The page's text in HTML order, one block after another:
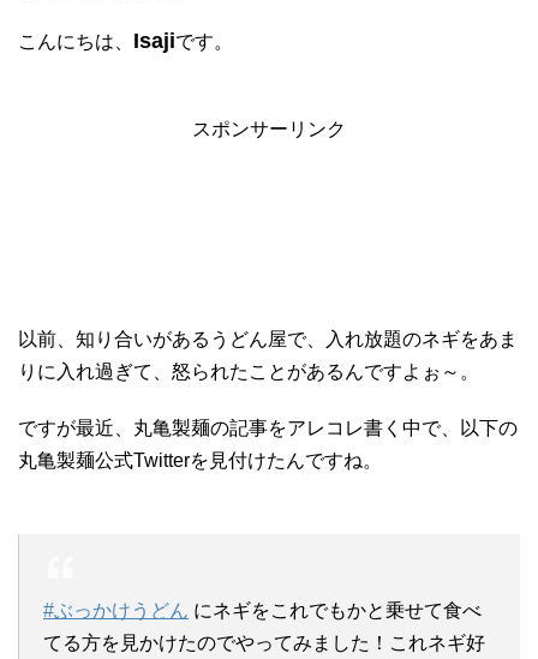
こんにちは、 Isajiです。
スポンサーリンク
以前、知り合いがあるうどん屋で、入れ放題のネギをあま
りに入れ過ぎて、怒られたことがあるんですよぉ～。
ですが最近、丸亀製麺の記事をアレコレ書く中で、以下の
丸亀製麺公式Twitterを見付けたんですね。
#ぶっかけうどん にネギをこれでもかと乗せて食べ
てる方を見かけたのでやってみました！これネギ好